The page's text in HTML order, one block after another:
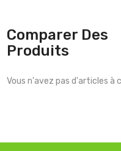
Comparer Des
Produits
Vous n'avez pas d'articles à